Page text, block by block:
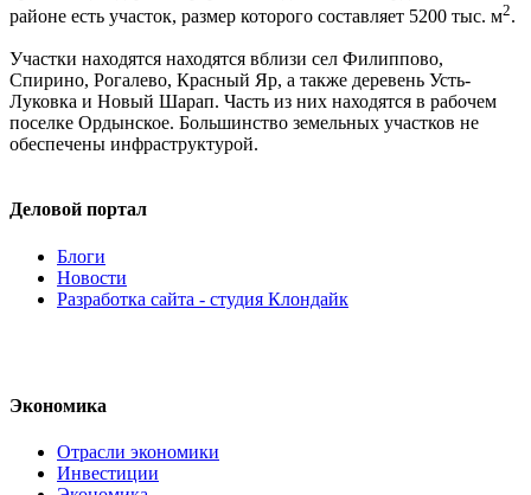
районе есть участок, размер которого составляет 5200 тыс. м2.
Участки находятся находятся вблизи сел Филиппово,
Спирино, Рогалево, Красный Яр, а также деревень Усть-
Луковка и Новый Шарап. Часть из них находятся в рабочем
поселке Ордынское. Большинство земельных участков не
обеспечены инфраструктурой.
Деловой портал
Блоги
Новости
Разработка сайта - студия Клондайк
Экономика
Отрасли экономики
Инвестиции